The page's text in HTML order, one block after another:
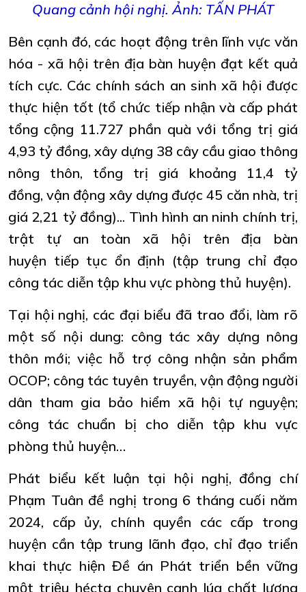
Quang cảnh hội nghị. Ảnh: TẤN PHÁT
Bên cạnh đó, các hoạt động trên lĩnh vực văn
hóa - xã hội trên địa bàn huyện đạt kết quả
tích cực. Các chính sách an sinh xã hội được
thực hiện tốt (tổ chức tiếp nhận và cấp phát
tổng cộng 11.727 phần quà với tổng trị giá
4,93 tỷ đồng, xây dựng 38 cây cầu giao thông
nông thôn, tổng trị giá khoảng 11,4 tỷ
đồng, vận động xây dựng được 45 căn nhà, trị
giá 2,21 tỷ đồng)... Tình hình an ninh chính trị,
trật tự an toàn xã hội trên địa bàn
huyện tiếp tục ổn định (tập trung chỉ đạo
công tác diễn tập khu vực phòng thủ huyện).
Tại hội nghị, các đại biểu đã trao đổi, làm rõ
một số nội dung: công tác xây dựng nông
thôn mới; việc hỗ trợ công nhận sản phẩm
OCOP; công tác tuyên truyền, vận động người
dân tham gia bảo hiểm xã hội tự nguyện;
công tác chuẩn bị cho diễn tập khu vực
phòng thủ huyện…
Phát biểu kết luận tại hội nghị, đồng chí
Phạm Tuân đề nghị trong 6 tháng cuối năm
2024, cấp ủy, chính quyền các cấp trong
huyện cần tập trung lãnh đạo, chỉ đạo triển
khai thực hiện Đề án Phát triển bền vững
một triệu hécta chuyên canh lúa chất lượng